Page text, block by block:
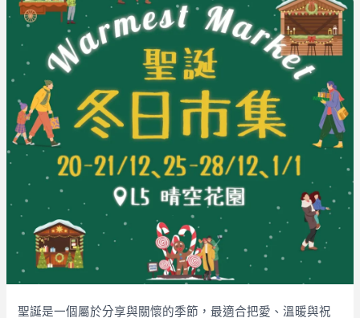
聖誕是一個屬於分享與關懷的季節，最適合把愛、溫暖與祝